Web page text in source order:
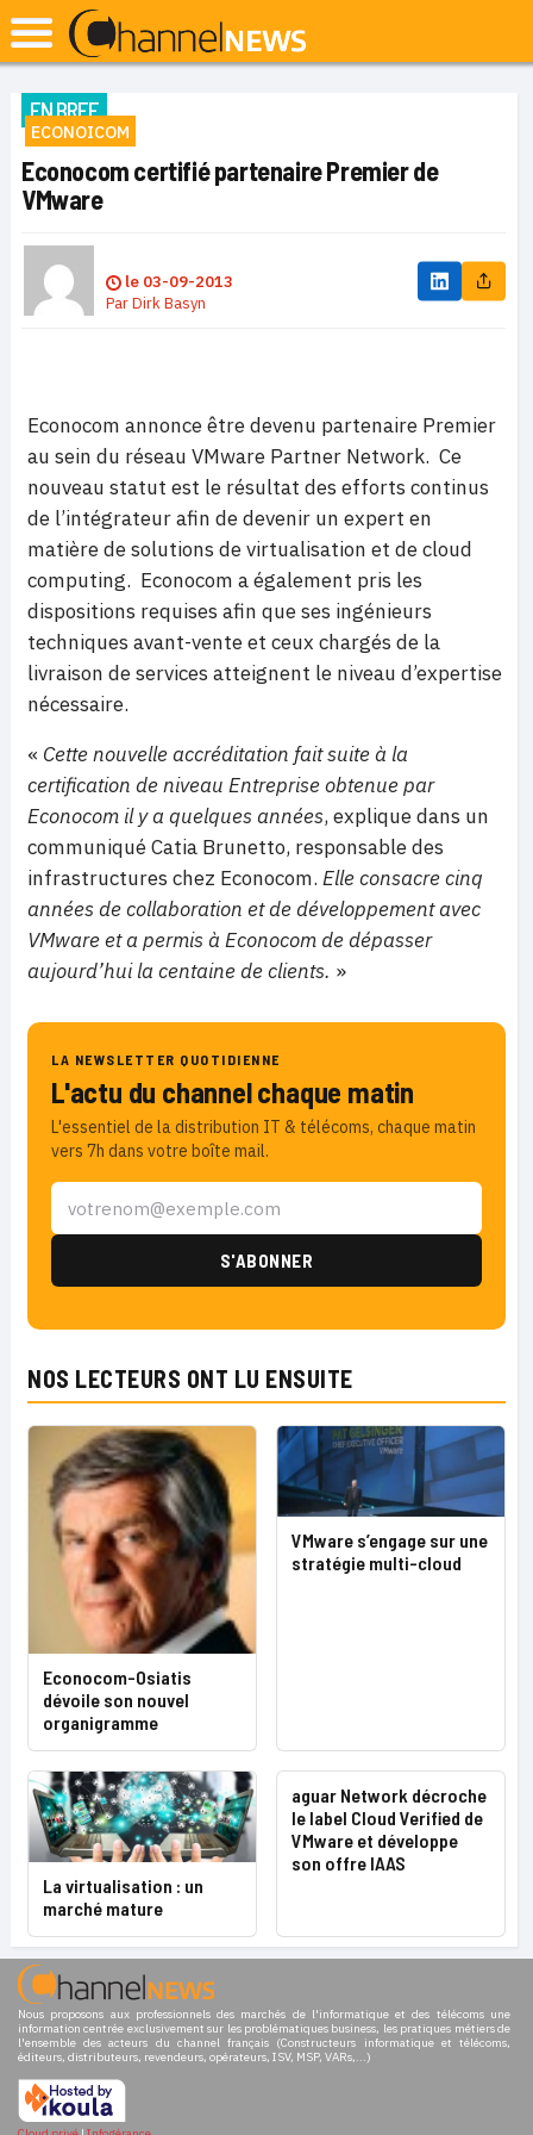
EN BREF
ECONOICOM
Econocom certifié partenaire Premier de
VMware
le 03-09-2013
ParDirk Basyn
Econocom annonce être devenu partenaire Premier
au sein du réseau VMware Partner Network. Ce
nouveau statut est le résultat des efforts continus
de l’intégrateur afin de devenir un expert en
matière de solutions de virtualisation et de cloud
computing. Econocom a également pris les
dispositions requises afin que ses ingénieurs
techniques avant-vente et ceux chargés de la
livraison de services atteignent le niveau d’expertise
nécessaire.
« Cette nouvelle accréditation fait suite à la
certification de niveau Entreprise obtenue par
Econocom il y a quelques années, explique dans un
communiqué Catia Brunetto, responsable des
infrastructures chez Econocom. Elle consacre cinq
années de collaboration et de développement avec
VMware et a permis à Econocom de dépasser
aujourd’hui la centaine de clients. »
LA NEWSLETTER QUOTIDIENNE
L'actu du channel chaque matin
L'essentiel de la distribution IT & télécoms, chaque matin
vers 7h dans votre boîte mail.
NOS LECTEURS ONT LU ENSUITE
Econocom-Osiatis
dévoile son nouvel
organigramme
VMware s’engage sur une
stratégie multi-cloud
La virtualisation : un
marché mature
aguar Network décroche
le label Cloud Verified de
VMware et développe
son offre IAAS
Nous proposons aux professionnels des marchés de l'informatique et des télécoms une
information centrée exclusivement sur les problématiques business, les pratiques métiers de
l'ensemble des acteurs du channel français (Constructeurs informatique et télécoms,
éditeurs, distributeurs, revendeurs, opérateurs, ISV, MSP, VARs,...)